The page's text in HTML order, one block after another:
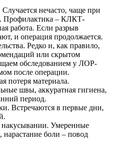
нечасто, чаще при
Профилактика – КЛКТ-
работа. Если разрыв
и операция продолжается.
Редко и, как правило,
или скрытом
обследованием у ЛОР-
после операции.
потеря материала.
швы, аккуратная гигиена,
период.
Встречаются в первые дни,
Умеренные
боли – повод